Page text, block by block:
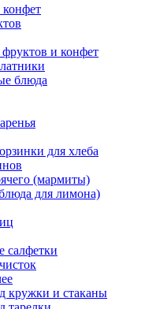
и конфет
блюда
для хлеба
(мармиты)
для лимона)
салфетки
кружки и стаканы